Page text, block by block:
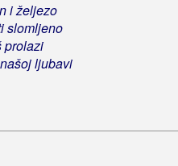
i željezo
slomljeno
prolazi
ljubavi